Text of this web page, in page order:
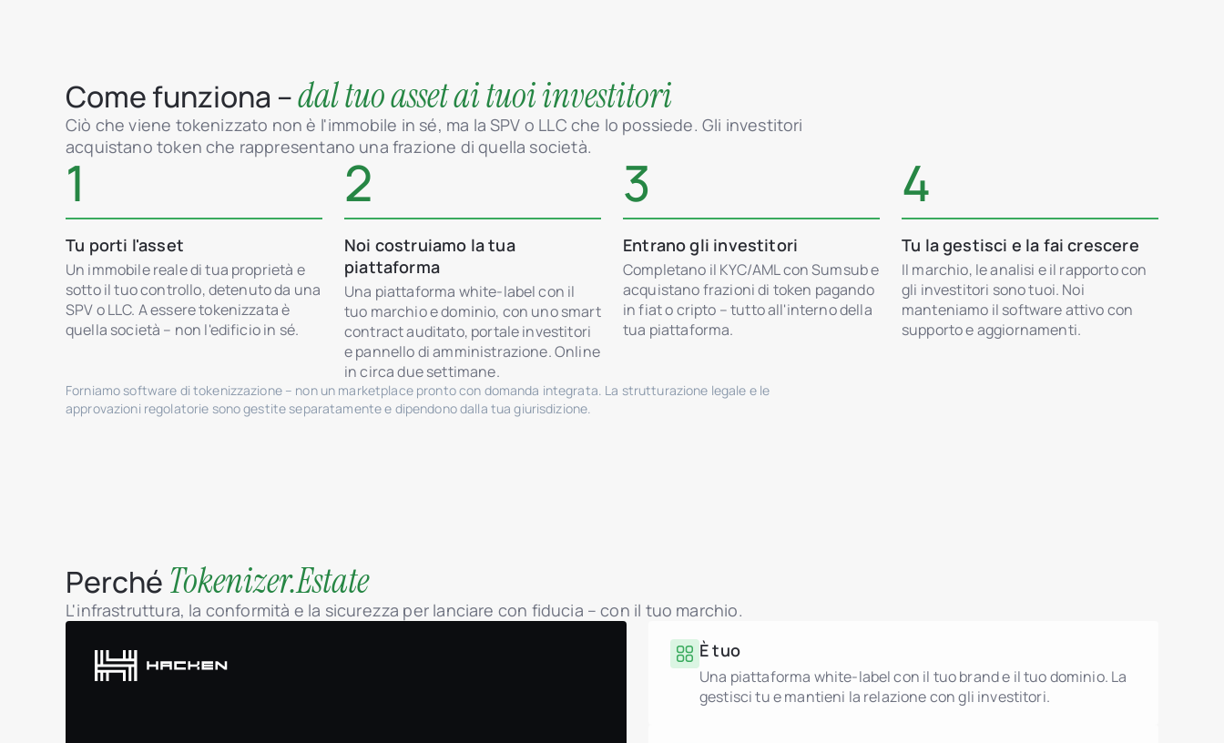
Come funziona –dal tuo asset ai tuoi investitori
Ciò che viene tokenizzato non è l'immobile in sé, ma la SPV o LLC che lo possiede. Gli investitori
acquistano token che rappresentano una frazione di quella società.
1
Tu porti l'asset
Un immobile reale di tua proprietà e
sotto il tuo controllo, detenuto da una
SPV o LLC. A essere tokenizzata è
quella società – non l'edificio in sé.
2
Noi costruiamo la tua
piattaforma
Una piattaforma white-label con il
tuo marchio e dominio, con uno smart
contract auditato, portale investitori
e pannello di amministrazione. Online
in circa due settimane.
3
Entrano gli investitori
Completano il KYC/AML con Sumsub e
acquistano frazioni di token pagando
in fiat o cripto – tutto all'interno della
tua piattaforma.
4
Tu la gestisci e la fai crescere
Il marchio, le analisi e il rapporto con
gli investitori sono tuoi. Noi
manteniamo il software attivo con
supporto e aggiornamenti.
Forniamo software di tokenizzazione – non un marketplace pronto con domanda integrata. La strutturazione legale e le
approvazioni regolatorie sono gestite separatamente e dipendono dalla tua giurisdizione.
Perché Tokenizer.Estate
L'infrastruttura, la conformità e la sicurezza per lanciare con fiducia – con il tuo marchio.
È tuo
Una piattaforma white-label con il tuo brand e il tuo dominio. La
gestisci tu e mantieni la relazione con gli investitori.